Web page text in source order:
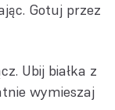
Gotuj przez
Ubij białka z
wymieszaj